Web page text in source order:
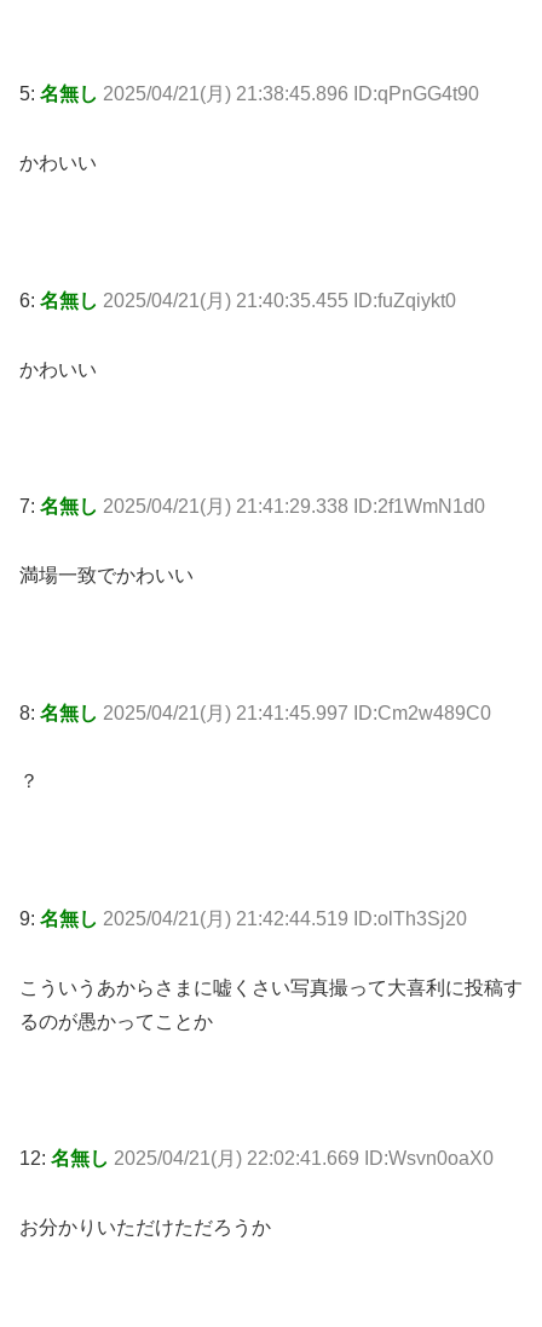
5: 名無し 2025/04/21(月) 21:38:45.896 ID:qPnGG4t90
かわいい
6: 名無し 2025/04/21(月) 21:40:35.455 ID:fuZqiykt0
かわいい
7: 名無し 2025/04/21(月) 21:41:29.338 ID:2f1WmN1d0
満場一致でかわいい
8: 名無し 2025/04/21(月) 21:41:45.997 ID:Cm2w489C0
？
9: 名無し 2025/04/21(月) 21:42:44.519 ID:olTh3Sj20
こういうあからさまに嘘くさい写真撮って大喜利に投稿す
るのが愚かってことか
12: 名無し 2025/04/21(月) 22:02:41.669 ID:Wsvn0oaX0
お分かりいただけただろうか